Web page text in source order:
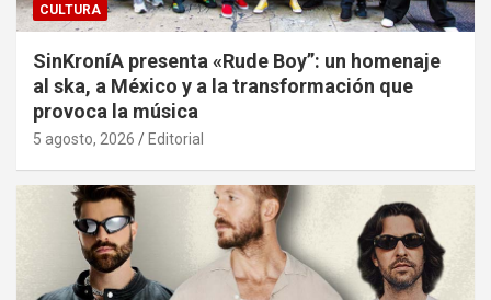
CULTURA
SinKroníA presenta «Rude Boy”: un homenaje
al ska, a México y a la transformación que
provoca la música
5 agosto, 2026 Editorial